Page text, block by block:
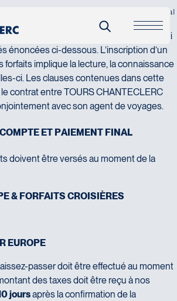
al
conditions générales et spécifiques ainsi
énoncées ci-dessous. L’inscription d’un
forfaits implique la lecture, la connaissance
ci. Les clauses contenues dans cette
contrat entre TOURS CHANTECLERC
avec son agent de voyages.
COMPTE ET PAIEMENT FINAL
doivent être versés au moment de la
& FORFAITS CROISIÈRES
EUROPE
passer doit être effectué au moment
des taxes doit être reçu à nos
joursaprès la confirmation de la